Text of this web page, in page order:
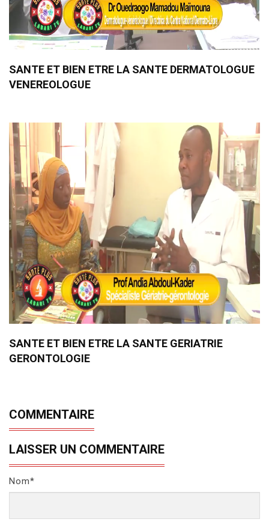
SANTE ET BIEN ETRE LA SANTE DERMATOLOGUE
VENEREOLOGUE
SANTE ET BIEN ETRE LA SANTE GERIATRIE
GERONTOLOGIE
COMMENTAIRE
LAISSER UN COMMENTAIRE
Nom*